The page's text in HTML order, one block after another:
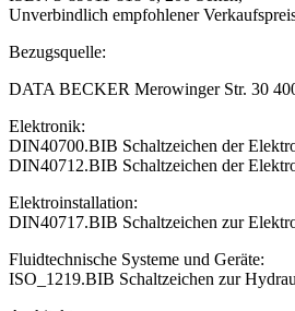
Unverbindlich empfohlener
Bezugsquelle:
DATA BECKER Merowinger Str. 30
Elektronik:
DIN40700.BIB Schaltzeichen der
DIN40712.BIB Schaltzeichen der
Elektroinstallation:
DIN40717.BIB Schaltzeichen zur
Fluidtechnische Systeme und Geräte:
ISO_1219.BIB Schaltzeichen zur